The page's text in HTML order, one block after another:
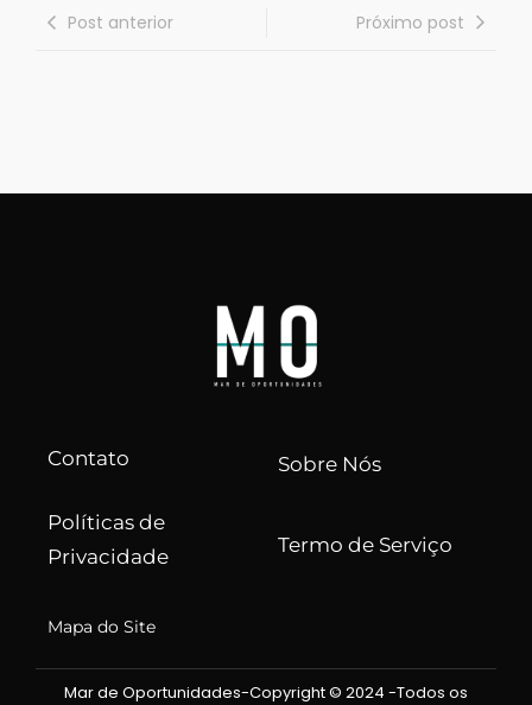
Post anterior Próximo post
Contato Sobre Nós
Políticas de
Privacidade
Termo de Serviço
Mapa do Site
Mar de Oportunidades-Copyright © 2024 -Todos os